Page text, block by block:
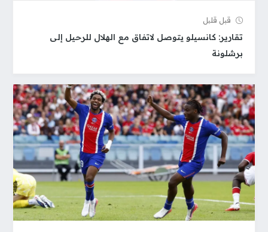
قبل قلیل
تقارير: كانسيلو يتوصل لاتفاق مع الهلال للرحيل إلى
برشلونة